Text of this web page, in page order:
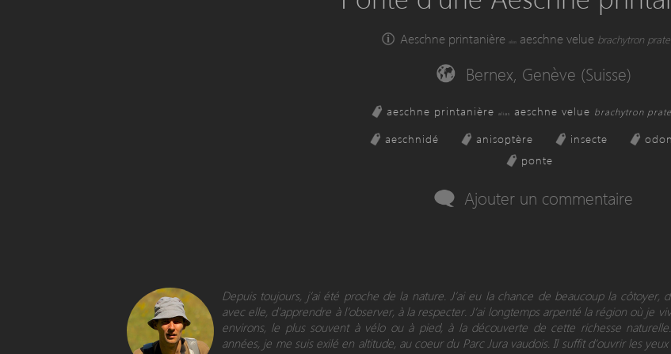
Aeschne printanière aliasaeschne velue brachytron
Bernex, Genève (Suisse)
aeschne printanière alias aeschne velue brachytron
aeschnidé anisoptère insecte
ponte
Ajouter un commentaire
Depuis toujours, j’ai été proche de la nature. J’ai eu la chance de beaucoup la côtoyer,
avec elle, d'apprendre à l’observer, à la respecter. J’ai longtemps arpenté la région où je
environs, le plus souvent à vélo ou à pied, à la découverte de cette richesse
années, je me suis exilé en altitude, au coeur du Parc Jura vaudois. Il suffit d’ouvrir les